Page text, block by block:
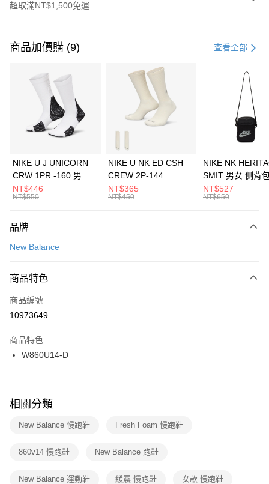
超取滿NT$1,500免運
信用卡一次付款
3 期 0 利率 每期 21家銀行
合作金庫商業銀行
第一商業銀行
華南商業銀行
彰化商業銀行
上海商業儲蓄銀行
元大商業銀行
台灣樂天信用卡公司
Apple Pay
全盈+PAY
AFTEE先享後付
【關於「AFTEE先享後付」】
便利好安心！
３．安心：先確認商品／服務後，再付款。
【「AFTEE先享後付」結帳流程】
１．於結帳方式選擇「AFTEE先享後付」後，將跳轉至「AFTEE先享後付」
２．訂單成立數日內，您將收到繳費通知簡訊。
３．收到繳費通知簡訊後14天內，點擊此簡訊中的連結，可透過四大超商／
ATM／網路銀行／等多元方式進行付款，方視為交易完成。
※ 交易是否成功請以「AFTEE先享後付 」之結帳頁面顯示為準，若有關於
是否繳費成功／繳費後需取消欲退款等相關疑問，請聯繫「AFTEE先享後付
客戶支援中心」 https://netprotections.freshdesk.com/support/home
１．透過由恩沛科技股份有限公司提供之「AFTEE先享後付」服務完成之交
權轉讓予恩沛科技股份有限公司。
運送方式
每筆NT$100，滿NT$1,500(含以上)免運費
宅配
每筆NT$100，滿NT$1,500(含以上)免運費
商品加價購 (9) 查看全部
NIKE U J UNICORN
CRW 1PR -160 男女
中統襪 FZ3393100
NT$446
NT$550
NIKE U NK ED CSH
CREW 2P-144
EMBRDY 男女 短統襪
FZ3073133
NT$365
NT$450
NIKE NK
SMIT 男女 側背
BA5871010
NT$527
NT$650
品牌
New Balance
商品特色
商品編號
10973649
商品特色
W860U14-D
相關分類
New Balance 慢跑鞋 Fresh Foam 慢跑鞋
860v14 慢跑鞋 New Balance 跑鞋
New Balance 運動鞋 緩震 慢跑鞋 女款 慢跑鞋